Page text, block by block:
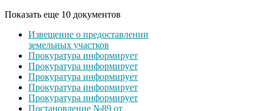
Показать еще 10 документов
Извещение о предоставлении
земельных участков
Прокуратура информирует
Прокуратура информирует
Прокуратура информирует
Прокуратура информирует
Прокуратура информирует
Постановление №89 от